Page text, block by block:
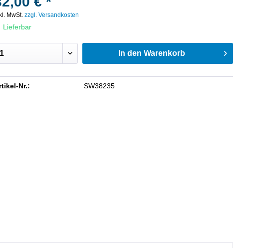
MwSt.zzgl. Versandkosten
Lieferbar
In den Warenkorb
Nr.: SW38235